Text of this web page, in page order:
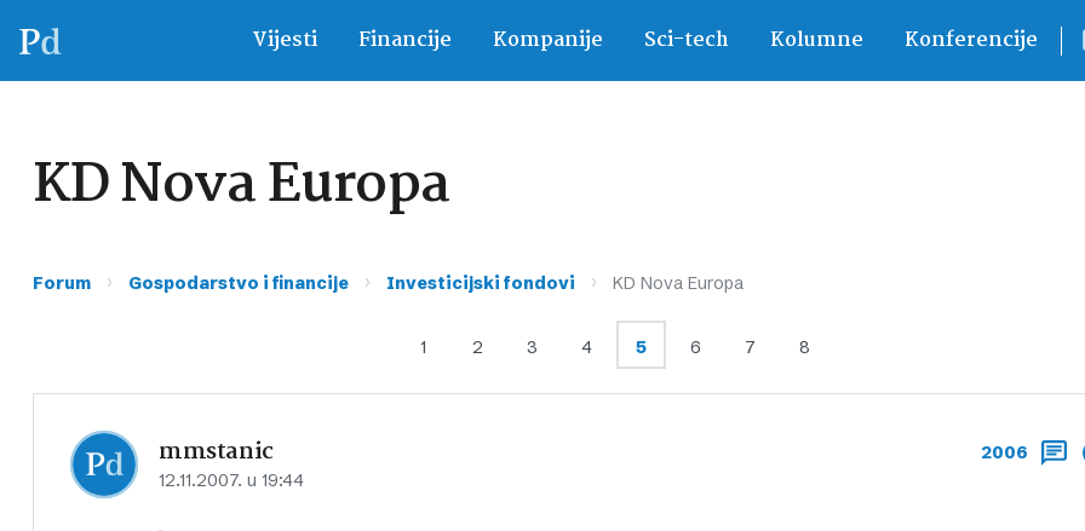
Vijesti Financije Kompanije Sci-tech Kolumne Konferencije
KD Nova Europa
Forum › Gospodarstvo i financije › Investicijski fondovi › KD Nova Europa
1 2 3 4 5 6 7 8
mmstanic
12.11.2007. u 19:44
2006